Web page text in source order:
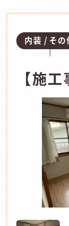
内装 その
【施